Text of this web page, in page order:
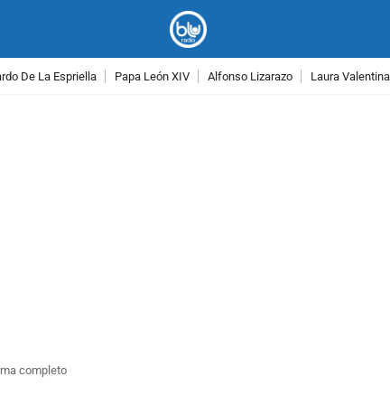
De La Espriella Papa León XIV Alfonso Lizarazo Laura
completo